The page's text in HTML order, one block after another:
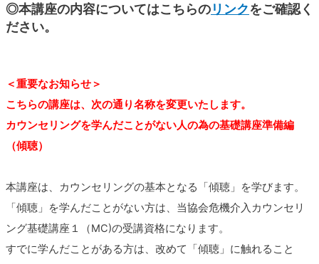
◎本講座の内容についてはこちらのリンクをご確認く
ださい。
＜重要なお知らせ＞
こちらの講座は、次の通り名称を変更いたします。
カウンセリングを学んだことがない人の為の基礎講座準備編
（傾聴）
本講座は、カウンセリングの基本となる「傾聴」を学びます。
「傾聴」を学んだことがない方は、当協会危機介入カウンセリ
ング基礎講座１（MC)の受講資格になります。
すでに学んだことがある方は、改めて「傾聴」に触れること